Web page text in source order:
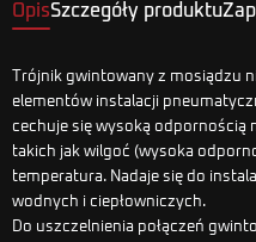
OpisSzczegóły produktu
Trójnik gwintowany z mosiądzu
elementów instalacji
cechuje się wysoką odpornością
takich jak wilgoć (wysoka
temperatura. Nadaje się do
wodnych i ciepłowniczych.
Do uszczelnienia połączeń